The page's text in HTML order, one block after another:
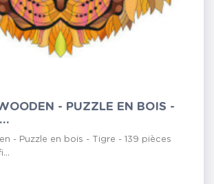
- PUZZLE EN BOIS -
- Puzzle en bois - Tigre - 139 pièces